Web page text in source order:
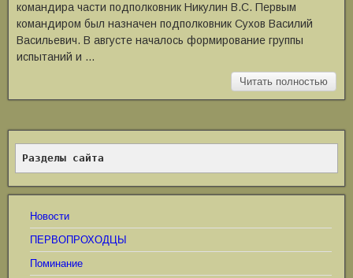
командира части подполковник Никулин В.С. Первым
командиром был назначен подполковник Сухов Василий
Васильевич. В августе началось формирование группы
испытаний и …
Читать полностью
Разделы сайта
Новости
ПЕРВОПРОХОДЦЫ
Поминание